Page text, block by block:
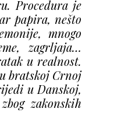
Procedura je
papira, nešto
mnogo
zagrljaja…
u realnost.
bratskoj Crnoj
u Danskoj,
zakonskih